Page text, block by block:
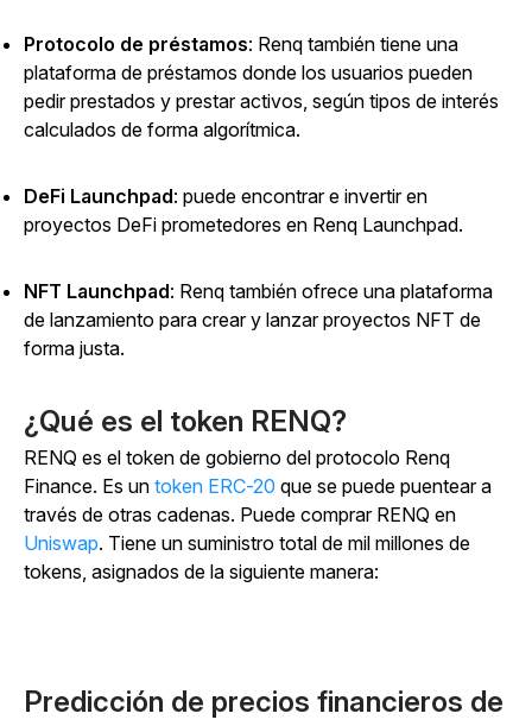
Protocolo de préstamos: Renq también tiene una
plataforma de préstamos donde los usuarios pueden
pedir prestados y prestar activos, según tipos de interés
calculados de forma algorítmica.
DeFi Launchpad: puede encontrar e invertir en
proyectos DeFi prometedores en Renq Launchpad.
NFT Launchpad: Renq también ofrece una plataforma
de lanzamiento para crear y lanzar proyectos NFT de
forma justa.
¿Qué es el token RENQ?
RENQ es el token de gobierno del protocolo Renq
Finance. Es un token ERC-20 que se puede puentear a
través de otras cadenas. Puede comprar RENQ en
Uniswap. Tiene un suministro total de mil millones de
tokens, asignados de la siguiente manera:
Predicción de precios financieros de